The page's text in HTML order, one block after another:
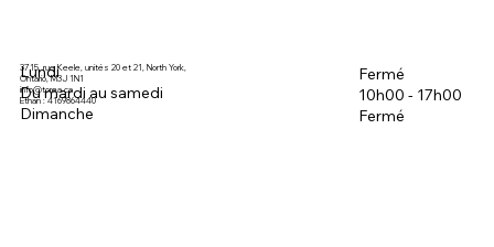
3715, rue Keele, unités 20 et 21, North York,
Ontario, M3J 1N1
info@torea.ca
Ethan : 4169864440
Lundi
Du mardi au samedi
Dimanche
Fermé
10h00 - 17h00
Fermé